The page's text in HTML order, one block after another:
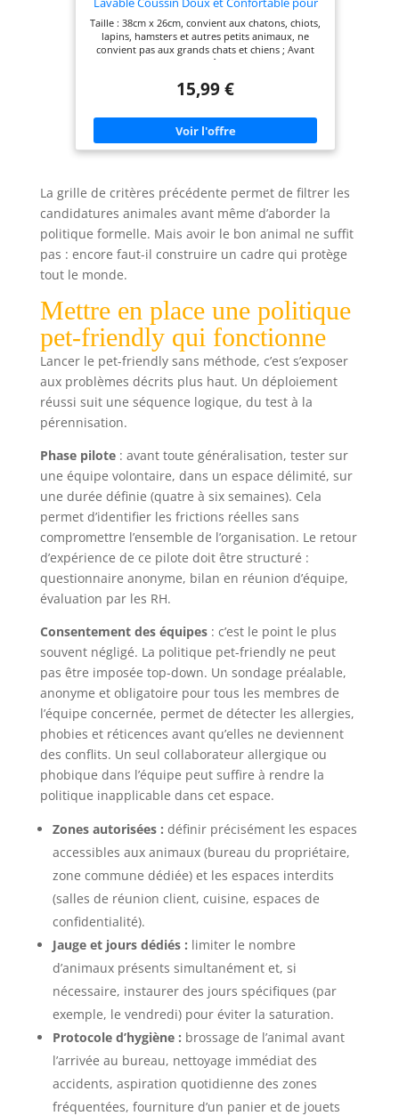
secouez et tapotez le lit pour chien pour égaliser
le remplissage. Attendez 1 à 2 jours que le panier
pour chien redevienne moelleux avant de
l'utiliser.
Petit Chien/Lapin - 38 CM x 26 CM - Gris
Taille : 38cm x 26cm, convient aux chatons, chiots,
lapins, hamsters et autres petits animaux, ne
convient pas aux grands chats et chiens ; Avant
d'acheter, veuillez prêter attention aux
pour chat NAMSAN peut être placé dans le porte-
bureau et votre canapé pour une interaction
accrue avec votre animal de compagnie. Doux et
confortable : les oreillers pour animaux de
compagnie sont fabriqués en fibre de polyester,
aucun bruit bruyant lors de son utilisation. Facile
à nettoyer : recommandé de rincer à l'eau ou de le
lavé en machine, il est facile de faire en sorte que
le matériau intérieur du lit pour chat devienne
grumeleux, sans sensation de peluche. Design
détaillé : design antidérapant au bas du tapis, pas
rangement et un séchage faciles.
15,99 €
La grille de critères précédente permet de filtrer les
candidatures animales avant même d’aborder la
politique formelle. Mais avoir le bon animal ne suffit
pas : encore faut-il construire un cadre qui protège
tout le monde.
Mettre en place une politique
pet-friendly qui fonctionne
Lancer le pet-friendly sans méthode, c’est s’exposer
aux problèmes décrits plus haut. Un déploiement
réussi suit une séquence logique, du test à la
pérennisation.
Phase pilote: avant toute généralisation, tester sur
une équipe volontaire, dans un espace délimité, sur
une durée définie (quatre à six semaines). Cela
permet d’identifier les frictions réelles sans
compromettre l’ensemble de l’organisation. Le retour
d’expérience de ce pilote doit être structuré :
questionnaire anonyme, bilan en réunion d’équipe,
évaluation par les RH.
Consentement des équipes: c’est le point le plus
souvent négligé. La politique pet-friendly ne peut
pas être imposée top-down. Un sondage préalable,
anonyme et obligatoire pour tous les membres de
l’équipe concernée, permet de détecter les allergies,
phobies et réticences avant qu’elles ne deviennent
des conflits. Un seul collaborateur allergique ou
phobique dans l’équipe peut suffire à rendre la
politique inapplicable dans cet espace.
Zones autorisées : définir précisément les espaces
accessibles aux animaux (bureau du propriétaire,
zone commune dédiée) et les espaces interdits
(salles de réunion client, cuisine, espaces de
confidentialité).
Jauge et jours dédiés : limiter le nombre
d’animaux présents simultanément et, si
nécessaire, instaurer des jours spécifiques (par
exemple, le vendredi) pour éviter la saturation.
Protocole d’hygiène : brossage de l’animal avant
l’arrivée au bureau, nettoyage immédiat des
accidents, aspiration quotidienne des zones
fréquentées, fourniture d’un panier et de jouets